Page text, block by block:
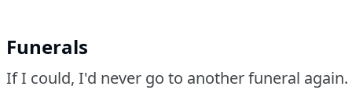
Funerals
If I could, I'd never go to another funeral again.